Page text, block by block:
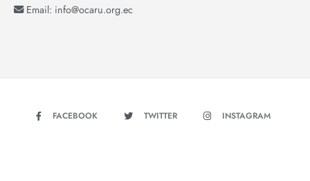
Email: info@ocaru.org.ec
FACEBOOK TWITTER INSTAGRAM